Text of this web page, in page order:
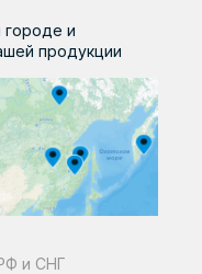
и
продукции
и СНГ